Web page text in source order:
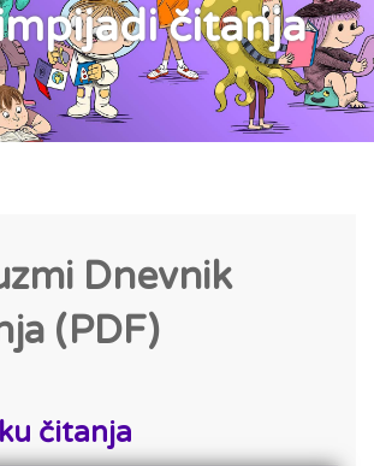
čitanja
Dnevnik
(PDF)
čitanja